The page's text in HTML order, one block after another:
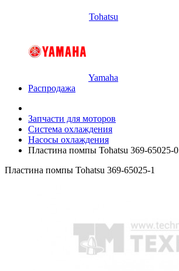
Tohatsu
Yamaha
Распродажа
Запчасти для моторов
Система охлаждения
Насосы охлаждения
Пластина помпы Tohatsu 369-65025-0
Пластина помпы Tohatsu 369-65025-1